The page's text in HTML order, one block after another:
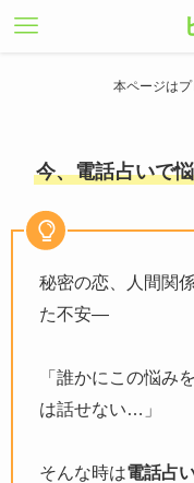
本ページは
今、電話占いで
秘密の恋、人間関
た不安―
「誰かにこの悩み
は話せない…」
そんな時は電話占